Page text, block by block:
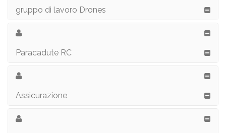
gruppo di lavoro Drones
Paracadute RC
Assicurazione